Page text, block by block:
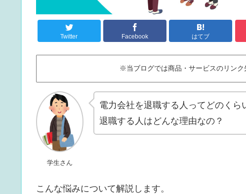
Twitter Facebook はてブ
※当ブログでは商品・サービスのリンク
学生さん
電力会社を退職する人ってどのくら
退職する人はどんな理由なの？
こんな悩みについて解説します。